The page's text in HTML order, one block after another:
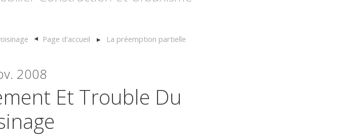
Page d'accueil La préemption partielle
2008
Et Trouble Du